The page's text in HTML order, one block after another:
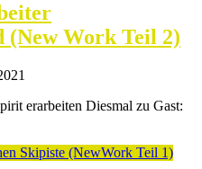
Work Teil 2)
erarbeiten Diesmal zu Gast: